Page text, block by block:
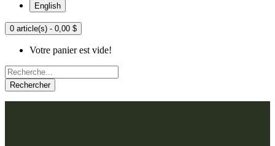
English
0 article(s) - 0,00 $
Votre panier est vide!
Rechercher